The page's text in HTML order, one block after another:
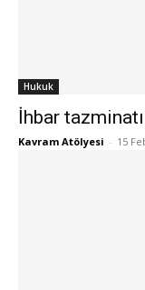
Hukuk
İhbar tazminatı
Kavram Atölyesi - 15